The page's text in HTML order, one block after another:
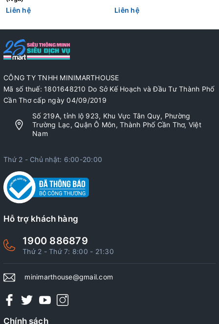
Liên hệ Liên hệ
CÔNG TY TNHH MINIMARTHOUSE
Mã số thuế: 1801648210 Do Sở Kế Hoạch và Đầu Tư Thành Phố
Cần Thơ cấp ngày 04/09/2019
Số 219A, tỉnh lộ 923, Khu Vực Tân Quy, Phường
Trường Lạc, Quận Ô Môn, Thành Phố Cần Thơ, Việt
Nam
Thứ 2 - Chủ nhật: 6:00-20:00
Hỗ trợ khách hàng
1900 886879
Thứ 2 - Thứ 7: 8:00 - 21:30
minimarthouse@gmail.com
Chính sách